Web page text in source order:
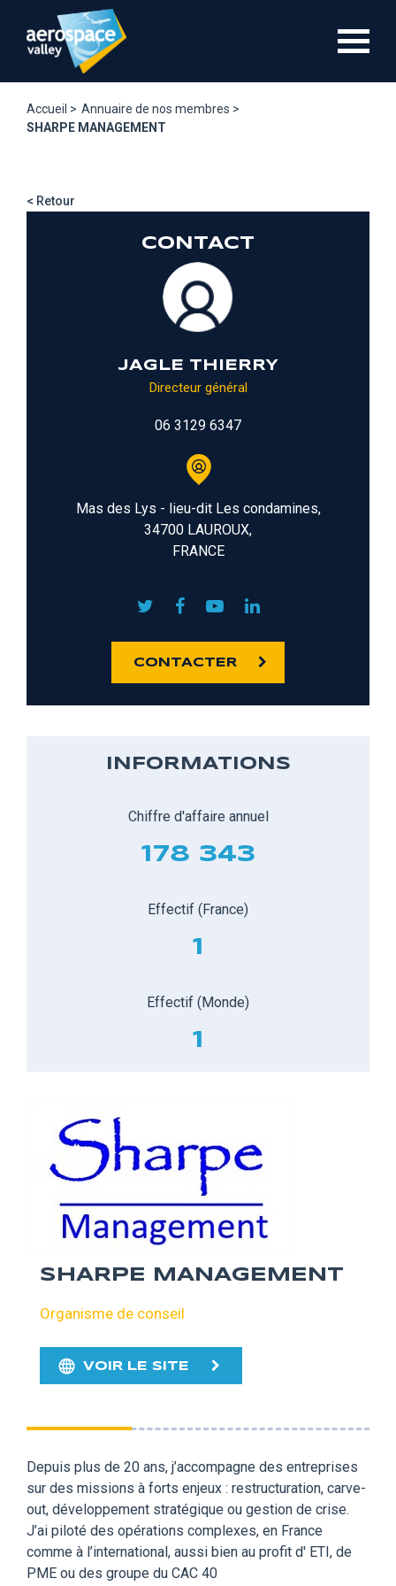
contenu
Accueil > Annuaire de nos membres >
SHARPE MANAGEMENT
< Retour
CONTACT
JAGLE THIERRY
Directeur général
06 3129 6347
Mas des Lys - lieu-dit Les condamines,
34700 LAUROUX,
FRANCE
CONTACTER
INFORMATIONS
Chiffre d'affaire annuel
178 343
Effectif (France)
1
Effectif (Monde)
1
SHARPE MANAGEMENT
Organisme de conseil
VOIR LE SITE
Depuis plus de 20 ans, j’accompagne des entreprises
sur des missions à forts enjeux : restructuration, carve-
out, développement stratégique ou gestion de crise.
J’ai piloté des opérations complexes, en France
comme à l’international, aussi bien au profit d' ETI, de
PME ou des groupe du CAC 40